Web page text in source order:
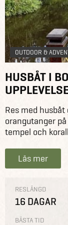
OUTDOOR &
HUSBÅT I
Res med
orangutanger
tempel och
Läs mer
RESLÄNGD
16 DAGAR
BÄSTA TID